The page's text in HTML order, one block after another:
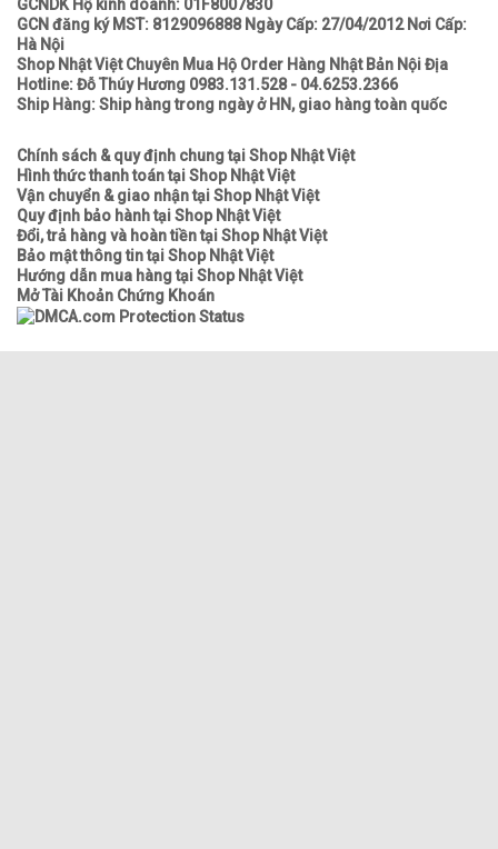
GCNDK Hộ kinh doanh: 01F8007830
GCN đăng ký MST: 8129096888 Ngày Cấp: 27/04/2012 Nơi Cấp:
Hà Nội
Shop Nhật Việt Chuyên Mua Hộ Order Hàng Nhật Bản Nội Địa
Hotline: Đỗ Thúy Hương 0983.131.528 - 04.6253.2366
Ship Hàng: Ship hàng trong ngày ở HN, giao hàng toàn quốc
Chính sách & quy định chung tại Shop Nhật Việt
Hình thức thanh toán tại Shop Nhật Việt
Vận chuyển & giao nhận tại Shop Nhật Việt
Quy định bảo hành tại Shop Nhật Việt
Đổi, trả hàng và hoàn tiền tại Shop Nhật Việt
Bảo mật thông tin tại Shop Nhật Việt
Hướng dẫn mua hàng tại Shop Nhật Việt
Mở Tài Khoản Chứng Khoán